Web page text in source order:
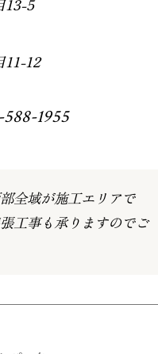
13-5
11-12
1955
全域が施工エリアで
工事も承りますのでご